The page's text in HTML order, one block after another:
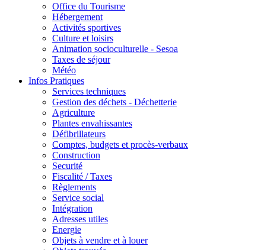
Office du Tourisme
Hébergement
Activités sportives
Culture et loisirs
Animation socioculturelle - Sesoa
Taxes de séjour
Météo
Infos Pratiques
Services techniques
Gestion des déchets - Déchetterie
Agriculture
Plantes envahissantes
Défibrillateurs
Comptes, budgets et procès-verbaux
Construction
Securité
Fiscalité / Taxes
Règlements
Service social
Intégration
Adresses utiles
Energie
Objets à vendre et à louer